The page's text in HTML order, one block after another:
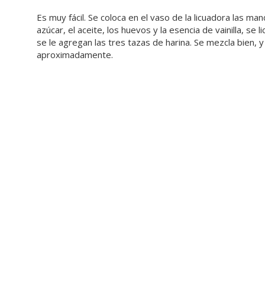
Es muy fácil. Se coloca en el vaso de la licuadora las
azúcar, el aceite, los huevos y la esencia de vainilla, se
se le agregan las tres tazas de harina. Se mezcla
aproximadamente.